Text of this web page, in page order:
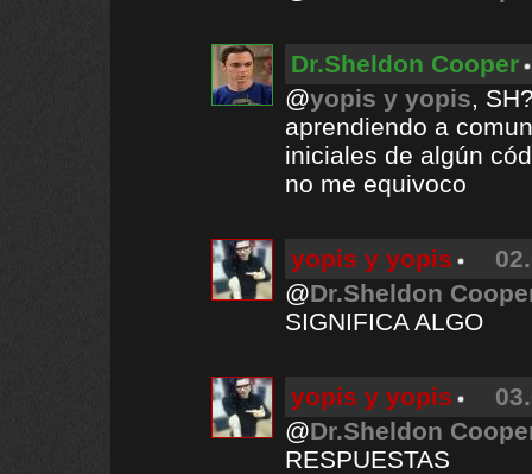
Dr.Sheldon Cooper
@yopis y yopis,
aprendiendo a
iniciales de algún
no me equivoco
yopis y yopis
@Dr.Sheldon
SIGNIFICA ALGO
yopis y yopis
@Dr.Sheldon
RESPUESTAS